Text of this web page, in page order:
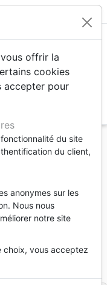
Société
de la post-
vérité
offrir la
cookies
accepter pour
du site
du client,
anonymes sur les
Nous nous
notre site
choix, vous acceptez